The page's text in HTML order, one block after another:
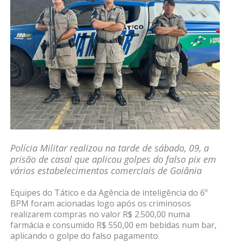
Polícia Militar realizou na tarde de sábado, 09, a
prisão de casal que aplicou golpes do falso pix em
vários estabelecimentos comerciais de Goiânia
Equipes do Tático e da Agência de inteligência do 6º
BPM foram acionadas logo após os criminosos
realizarem compras no valor R$ 2.500,00 numa
farmácia e consumido R$ 550,00 em bebidas num bar,
aplicando o golpe do falso pagamento.